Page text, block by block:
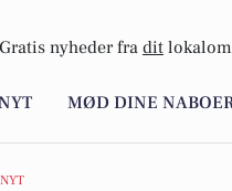
Gratis nyheder fra dit
MØD DINE